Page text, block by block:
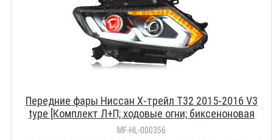
Передние фары Ниссан Х-трейл Т32 2015-2016 V3
type [Комплект Л+П; ходовые огни; биксеноновая
линза; электрокорректор]
MF-HL-000356